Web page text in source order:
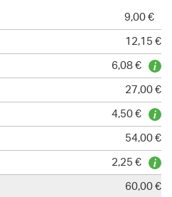
9,00 €
12,15 €
6,08 €
27,00 €
4,50 €
54,00 €
2,25 €
60,00 €